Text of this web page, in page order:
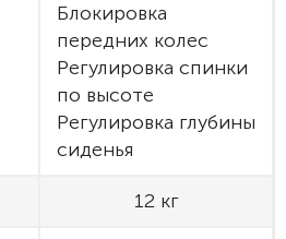
Блокировка
передних колес
Регулировка спинки
по высоте
Регулировка глубины
сиденья
12 кг